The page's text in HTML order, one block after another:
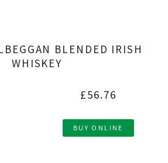
BLENDED IRISH
WHISKEY
£56.76
BUY ONLINE